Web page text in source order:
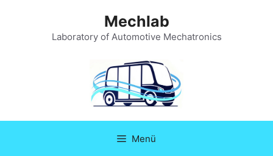
Mechlab
Laboratory of Automotive Mechatronics
Menü